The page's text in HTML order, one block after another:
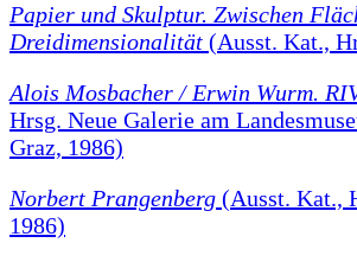
Papier und Skulptur. Zwischen
Dreidimensionalität (Ausst. Kat.,
Alois Mosbacher / Erwin Wurm.
Hrsg. Neue Galerie am
Graz, 1986)
Norbert Prangenberg (Ausst. Kat.,
1986)